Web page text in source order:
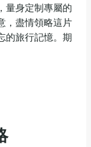
量身定制專屬的
，盡情領略這片
的旅行記憶。期